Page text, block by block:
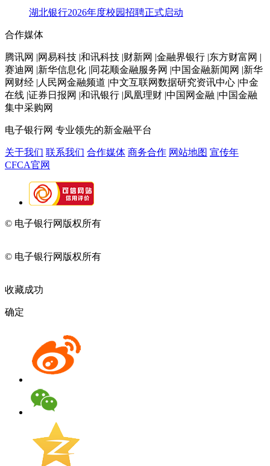
湖北银行2026年度校园招聘正式启动
合作媒体
腾讯网 |网易科技 |和讯科技 |财新网 |金融界银行 |东方财富网 |
赛迪网 |新华信息化 |同花顺金融服务网 |中国金融新闻网 |新华
网财经 |人民网金融频道 |中文互联网数据研究资讯中心 |中金
在线 |证券日报网 |和讯银行 |凤凰理财 |中国网金融 |中国金融
集中采购网
电子银行网 专业领先的新金融平台
关于我们 联系我们 合作媒体 商务合作 网站地图 宣传年
CFCA官网
© 电子银行网版权所有
© 电子银行网版权所有
收藏成功
确定